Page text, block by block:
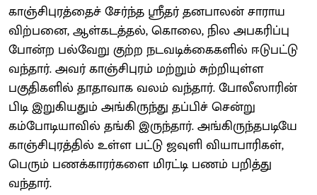
காஞ்சிபுரத்தைச் சேர்ந்த ஸ்ரீதர் தனபாலன் சாராய
விற்பனை, ஆள்கடத்தல், கொலை, நில அபகரிப்பு
போன்ற பல்வேறு குற்ற நடவடிக்கைகளில் ஈடுபட்டு
வந்தார். அவர் காஞ்சிபுரம் மற்றும் சுற்றியுள்ள
பகுதிகளில் தாதாவாக வலம் வந்தார். போலீஸாரின்
பிடி இறுகியதும் அங்கிருந்து தப்பிச் சென்று
கம்போடியாவில் தங்கி இருந்தார். அங்கிருந்தபடியே
காஞ்சிபுரத்தில் உள்ள பட்டு ஜவுளி வியாபாரிகள்,
பெரும் பணக்காரர்களை மிரட்டி பணம் பறித்து
வந்தார்.